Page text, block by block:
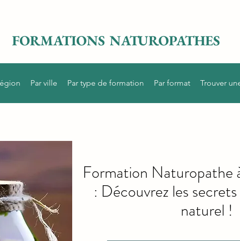
FORMATIONS NATUROPATHES
Par ville Par type de formation Par format Trouver
Formation Naturopathe
: Découvrez les
naturel !